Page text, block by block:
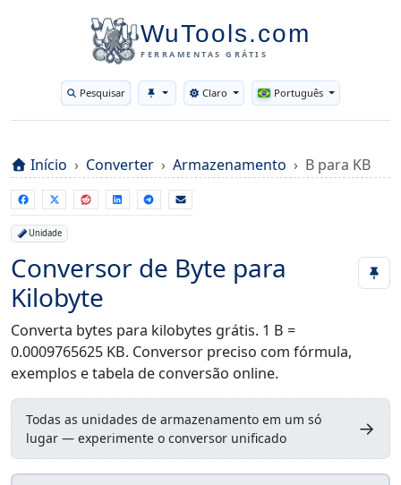
WuTools.com
FERRAMENTAS GRÁTIS
Pesquisar Toggle theme
Claro Português
Início Converter Armazenamento B para KB
Unidade
Conversor de Byte para
Kilobyte
Converta bytes para kilobytes grátis. 1 B =
0.0009765625 KB. Conversor preciso com fórmula,
exemplos e tabela de conversão online.
Todas as unidades de armazenamento em um só
lugar — experimente o conversor unificado
→